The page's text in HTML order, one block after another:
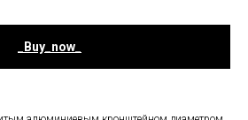
_Buy_now_